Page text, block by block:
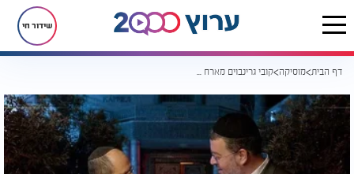
שידור חי
דף הבית מוסיקה קובי גרינבוים מארח את אהרן רזאל: ’’מי שאוהב’’